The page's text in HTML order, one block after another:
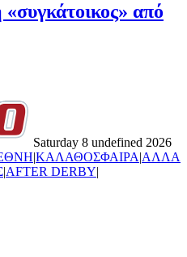
από
Saturday 8 undefined 2026
|ΚΑΛΑΘΟΣΦΑΙΡΑ|ΑΛΛΑ
|AFTER DERBY|